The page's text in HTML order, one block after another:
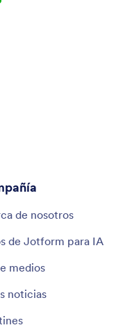
de nosotros
de Jotform para IA
medios
noticias